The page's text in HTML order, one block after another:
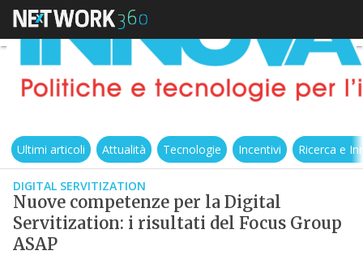
Ultimi articoli Attualità Tecnologie Incentivi Ricerca e
DIGITAL SERVITIZATION
Nuove competenze per la Digital
Servitization: i risultati del Focus Group
ASAP